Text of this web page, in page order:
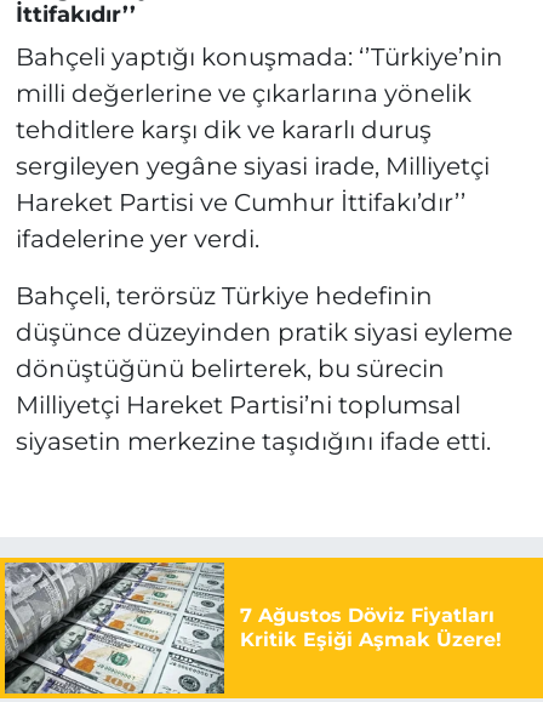
İttifakıdır’’
Bahçeli yaptığı konuşmada: ‘’Türkiye’nin
milli değerlerine ve çıkarlarına yönelik
tehditlere karşı dik ve kararlı duruş
sergileyen yegâne siyasi irade, Milliyetçi
Hareket Partisi ve Cumhur İttifakı’dır’’
ifadelerine yer verdi.
Bahçeli, terörsüz Türkiye hedefinin
düşünce düzeyinden pratik siyasi eyleme
dönüştüğünü belirterek, bu sürecin
Milliyetçi Hareket Partisi’ni toplumsal
siyasetin merkezine taşıdığını ifade etti.
7 Ağustos Döviz Fiyatları
Kritik Eşiği Aşmak Üzere!